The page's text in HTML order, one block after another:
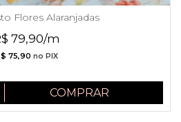
Flores Alaranjadas
79,90/m
75,90 no PIX
COMPRAR